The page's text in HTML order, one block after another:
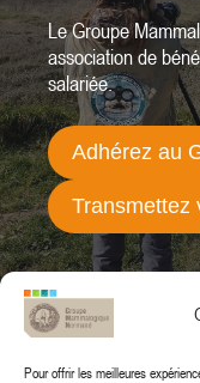
Pour offrir les meilleures
Chiroptères,
aquatiques, la
richesses.
Adhérez au
Transmettez
Le Groupe
association de
salariée.
Adhérez au
Transmettez
Plus de 40 ans
protection des
Adhérez au
Transmettez